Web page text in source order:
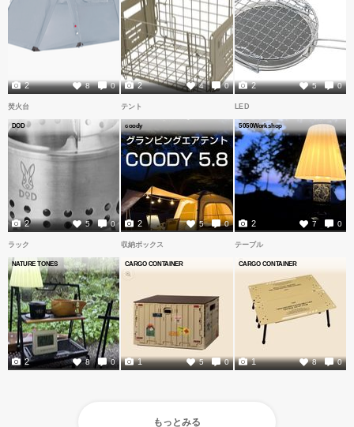
8 0
2 4 0
2 5 0
2
焚火台
DOD
5 0
2
テント
coody
5 0
2
LED
5050Workshop
7 0
2
ラック
NATURE TONES
8 0
2
収納ボックス
CARGO CONTAINER
5 0
1
テーブル
CARGO CONTAINER
8 0
1
もっとみる